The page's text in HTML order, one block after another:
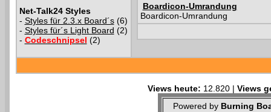
Net-Talk24 Styles
- Styles für 2.3.x Board´s(6)
- Styles für´s Light Board (2)
- Codeschnipsel (2)
Boardicon-Umrandung
Boardicon-Umrandung
Views heute: 12.820 | Views
Powered by Burning